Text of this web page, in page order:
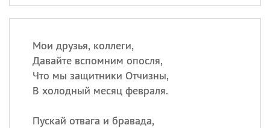
Мои друзья, коллеги,
Давайте вспомним опосля,
Что мы защитники Отчизны,
В холодный месяц февраля.
Пускай отвага и бравада,